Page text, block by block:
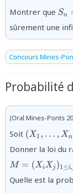
Montrer que Sn
sûrement une
Concours Mines-
Probabilité
(Oral Mines-Ponts
Soit (X 1 , … , Xn
Donner la loi du
M = (XiX j )1≤i,
Quelle est la